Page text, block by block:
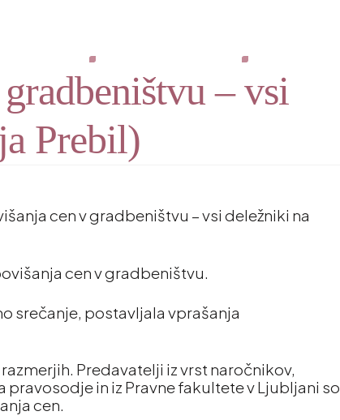
– vsi
Prebil)
cen v gradbeništvu – vsi deležniki na
cen v gradbeništvu.
srečanje, postavljala vprašanja
Predavatelji iz vrst naročnikov,
in iz Pravne fakultete v Ljubljani so
cen.